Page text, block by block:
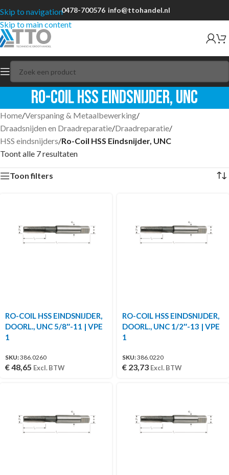
Skip to navigation
Skip to main content
0478-700576 info@ttohandel.nl
Ro-Coil HSS Eindsnijder, UNC
Home/Verspaning & Metaalbewerking/
Draadsnijden en Draadreparatie/Draadreparatie/
HSS eindsnijders/Ro-Coil HSS Eindsnijder, UNC
Toont alle 7 resultaten
Toon filters
RO-COIL HSS EINDSNIJDER,
DOORL., UNC 5/8″-11 | VPE
1
SKU:386.0260
€48,65 Excl. BTW
RO-COIL HSS EINDSNIJDER,
DOORL., UNC 1/2″-13 | VPE
1
SKU:386.0220
€ 23,73 Excl. BTW